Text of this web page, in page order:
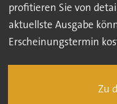
profitieren Sie von
aktuellste Ausgabe
Erscheinungstermin
Zu